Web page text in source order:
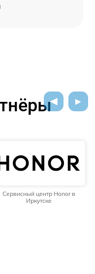
Сервисный центр Honor в
Иркутске